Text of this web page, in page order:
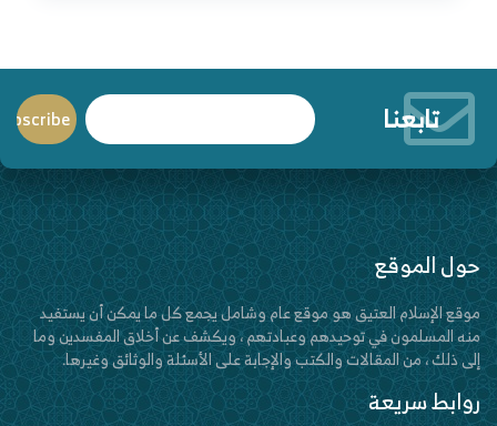
تابعنا
حول الموقع
موقع الإسلام العتيق هو موقع عام وشامل يجمع كل ما يمكن أن يستفيد
منه المسلمون في توحيدهم وعبادتهم ، ويكشف عن أخلاق المفسدين وما
إلى ذلك ، من المقالات والكتب والإجابة على الأسئلة والوثائق وغيرها.
روابط سريعة